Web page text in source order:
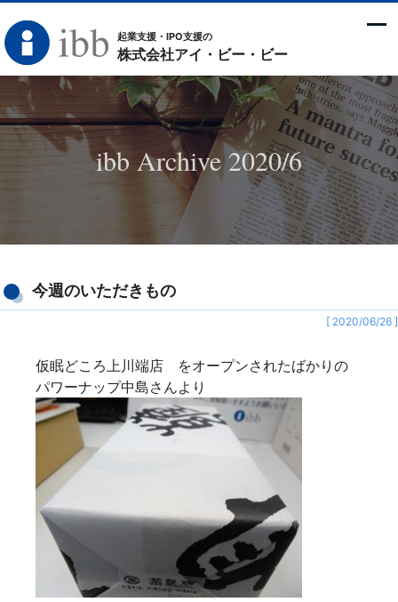
起業支援・IPO支援の
株式会社アイ・ビー・ビー
ibb Archive 2020/6
今週のいただきもの
[ 2020/06/26 ]
仮眠どころ上川端店 をオープンされたばかりの
パワーナップ中島さんより